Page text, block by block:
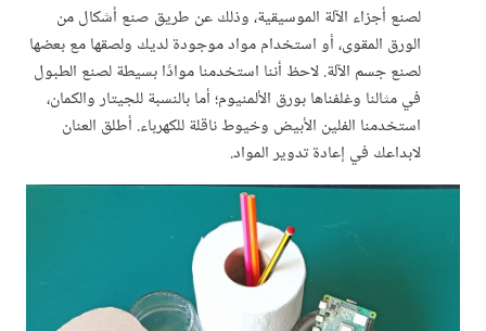
لصنع أجزاء الآلة الموسيقية، وذلك عن طريق صنع أشكال من
الورق المقوى، أو استخدام مواد موجودة لديك ولصقها مع بعضها
لصنع جسم الآلة. لاحظ أننا استخدمنا موادًا بسيطة لصنع الطبول
في مثالنا وغلفناها بورق الألمنيوم؛ أما بالنسبة للجيتار والكمان،
استخدمنا الفلين الأبيض وخيوط ناقلة للكهرباء. أطلق العنان
لابداعك في إعادة تدوير المواد.